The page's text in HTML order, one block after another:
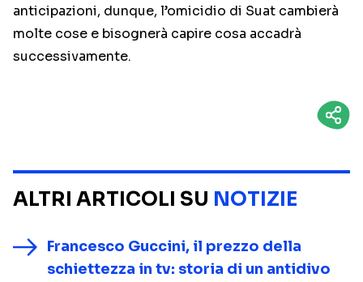
anticipazioni, dunque, l’omicidio di Suat cambierà
molte cose e bisognerà capire cosa accadrà
successivamente.
ALTRI ARTICOLI SU NOTIZIE
Francesco Guccini, il prezzo della
schiettezza in tv: storia di un antidivo